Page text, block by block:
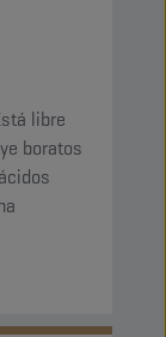
libre
boratos